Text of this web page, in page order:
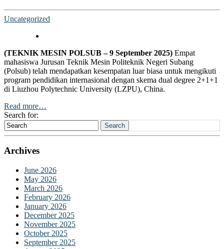
panel
panel
panel
panel
panel
panel
panel
panel
panel
Uncategorized
(TEKNIK MESIN POLSUB – 9 September 2025) Empat
mahasiswa Jurusan Teknik Mesin Politeknik Negeri Subang
(Polsub) telah mendapatkan kesempatan luar biasa untuk mengikuti
program pendidikan internasional dengan skema dual degree 2+1+1
di Liuzhou Polytechnic University (LZPU), China.
Read more…
Search for:
Search
Archives
June 2026
May 2026
March 2026
February 2026
January 2026
December 2025
November 2025
October 2025
September 2025